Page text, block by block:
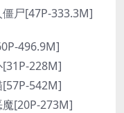
尸[47P-333.3M]
496.9M]
228M]
542M]
[20P-273M]